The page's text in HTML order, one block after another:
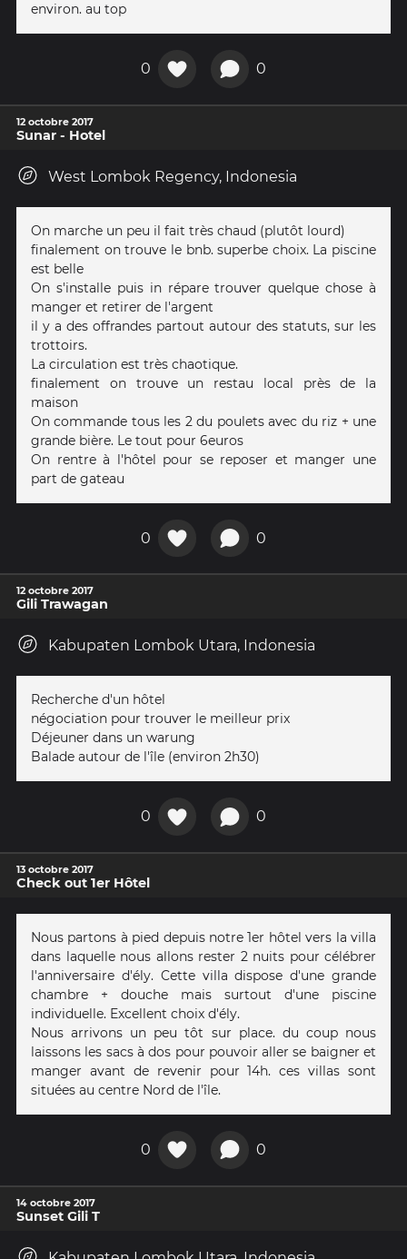
environ. au top
0 0
12 octobre 2017
Sunar - Hotel
West Lombok Regency, Indonesia
On marche un peu il fait très chaud (plutôt lourd)
finalement on trouve le bnb. superbe choix. La piscine
est belle
On s'installe puis in répare trouver quelque chose à
manger et retirer de l'argent
il y a des offrandes partout autour des statuts, sur les
trottoirs.
La circulation est très chaotique.
finalement on trouve un restau local près de la
maison
On commande tous les 2 du poulets avec du riz + une
grande bière. Le tout pour 6euros
On rentre à l'hôtel pour se reposer et manger une
part de gateau
0 0
12 octobre 2017
Gili Trawagan
Kabupaten Lombok Utara, Indonesia
Recherche d'un hôtel
négociation pour trouver le meilleur prix
Déjeuner dans un warung
Balade autour de l'île (environ 2h30)
0 0
13 octobre 2017
Check out 1er Hôtel
Nous partons à pied depuis notre 1er hôtel vers la villa
dans laquelle nous allons rester 2 nuits pour célébrer
l'anniversaire d'ély. Cette villa dispose d'une grande
chambre + douche mais surtout d'une piscine
individuelle. Excellent choix d'ély.
Nous arrivons un peu tôt sur place. du coup nous
laissons les sacs à dos pour pouvoir aller se baigner et
manger avant de revenir pour 14h. ces villas sont
situées au centre Nord de l'île.
0 0
14 octobre 2017
Sunset Gili T